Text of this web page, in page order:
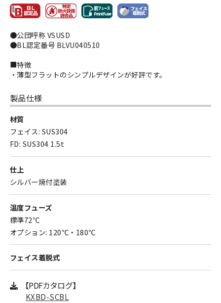
●公団呼称 VSUSD
●BL認定番号 BLVU040510
■特徴
・薄型フラットのシンプルデザインが好評です。
製品仕様
材質
フェイス: SUS304
FD: SUS304 1.5t
仕上
シルバー焼付塗装
温度フューズ
標準72℃
オプション: 120℃・180℃
フェイス着脱式
【PDFカタログ】
KXBD-SCBL